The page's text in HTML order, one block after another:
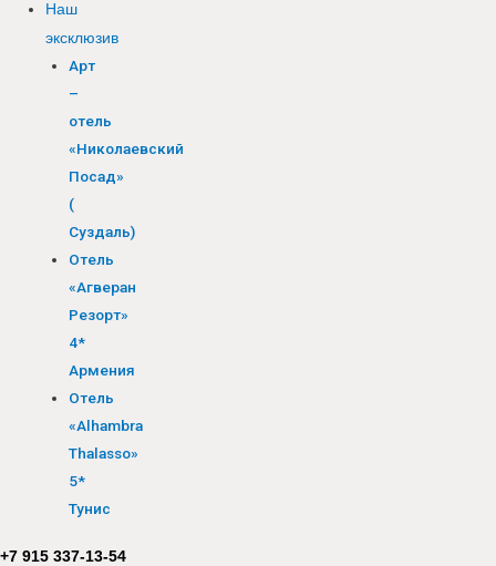
Наш
эксклюзив
Арт
–
отель
«Николаевский
Посад»
(
Суздаль)
Отель
«Агверан
Резорт»
4*
Армения
Отель
«Alhambra
Thalasso»
5*
Тунис
+7 915 337-13-54